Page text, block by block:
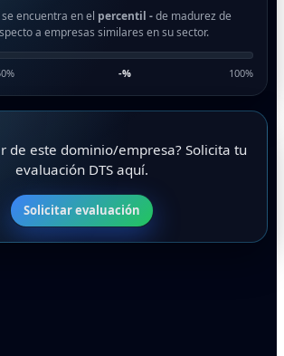
encuentra en el percentil -de madurez de
a empresas similares en su sector.
-% 100%
de este dominio/empresa? Solicita tu
evaluación DTS aquí.
Solicitar evaluación